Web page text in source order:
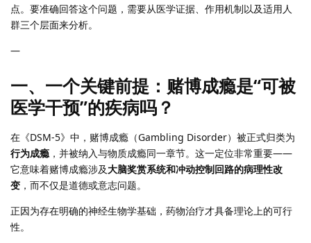
点。要准确回答这个问题，需要从医学证据、作用机制以及适用人
群三个层面来分析。
—
一、一个关键前提：赌博成瘾是“可被
医学干预”的疾病吗？
在《DSM-5》中，赌博成瘾（Gambling Disorder）被正式归类为
行为成瘾 ，并被纳入与物质成瘾同一章节。这一定位非常重要——
它意味着赌博成瘾涉及大脑奖赏系统和冲动控制回路的病理性改
变 ，而不仅是道德或意志问题。
正因为存在明确的神经生物学基础，药物治疗才具备理论上的可行
性。